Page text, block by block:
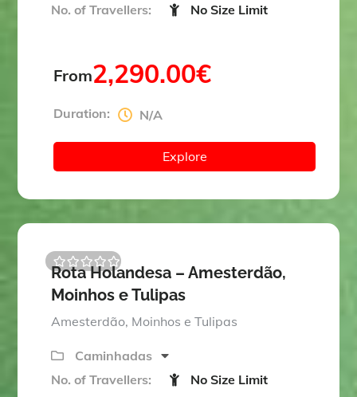
No. of Travellers: No Size Limit
From2,290.00€
Duration: N/A
Explore
0
o
u
t
o
5
Rota Holandesa – Amesterdão,
Moinhos e Tulipas
Amesterdão, Moinhos e Tulipas
Caminhadas
No. of Travellers:
No Size Limit